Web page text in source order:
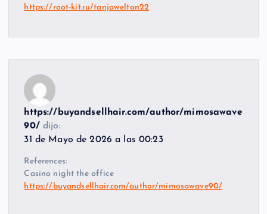
https://root-kit.ru/tanjawelton22
https://buyandsellhair.com/author/mimosawave
90/ dijo:
31 de Mayo de 2026 a las 00:23
References:
Casino night the office
https://buyandsellhair.com/author/mimosawave90/